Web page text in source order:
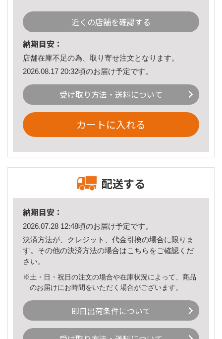
近くの店舗を確認する
納期目安：
店舗在庫不足の為、取り寄せ注文となります。
2026.08.17 20:32頃のお届け予定です。
受け取り方法・送料について
カートに入れる
配送する
納期目安：
2026.07.28 12:48頃のお届け予定です。
決済方法が、クレジット、代金引換の場合に限りま
す。その他の決済方法の場合はこちら をご確認くだ
さい。
※土・日・祝日の注文の場合や在庫状況によって、商品
のお届けにお時間をいただく場合がございます。
即日出荷条件について